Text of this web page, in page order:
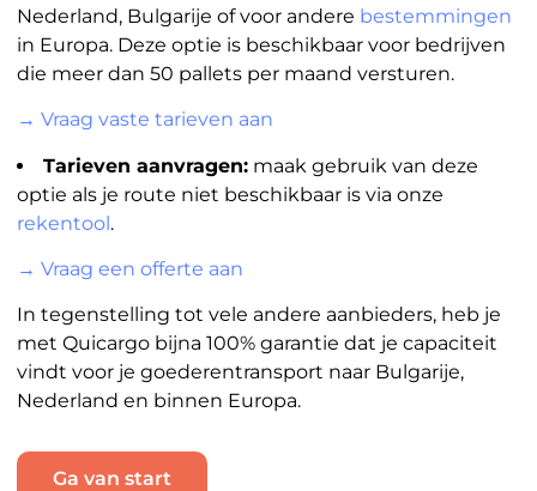
Nederland, Bulgarije of voor andere bestemmingen
in Europa. Deze optie is beschikbaar voor bedrijven
die meer dan 50 pallets per maand versturen.
→ Vraag vaste tarieven aan
Tarieven aanvragen:maak gebruik van deze
optie als je route niet beschikbaar is via onze
rekentool.
→ Vraag een offerte aan
In tegenstelling tot vele andere aanbieders, heb je
met Quicargo bijna 100% garantie dat je capaciteit
vindt voor je goederentransport naar Bulgarije,
Nederland en binnen Europa.
Ga van start